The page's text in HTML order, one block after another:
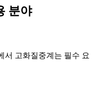
분야
서 고화질중계는 필수 요